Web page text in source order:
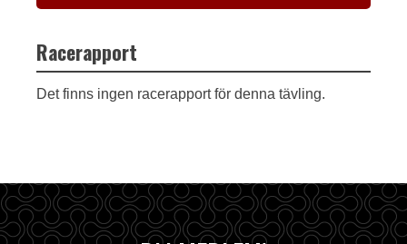
Racerapport
Det finns ingen racerapport för denna tävling.